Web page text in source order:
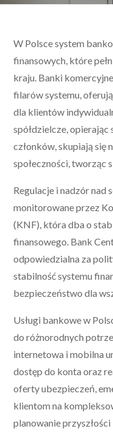
W Polsce system
finansowych, które
kraju. Banki
filarów systemu,
dla klientów
spółdzielcze, opierając
członków, skupiają się
społeczności, tworząc
Regulacje i nadzór nad
monitorowane przez
(KNF), która dba o
finansowego. Bank
odpowiedzialna za
stabilność systemu
bezpieczeństwo dla
Usługi bankowe w
do różnorodnych
internetowa i mobilna
dostęp do konta oraz
oferty ubezpieczeń,
klientom na
planowanie